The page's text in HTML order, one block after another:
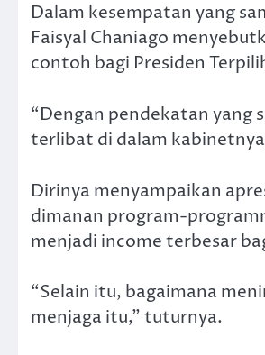
Dalam kesempatan yang
Faisyal Chaniago
contoh bagi Presiden
“Dengan pendekatan
terlibat di dalam
Dirinya menyampaikan
dimanan program-
menjadi income terbesar
“Selain itu, bagaimana
menjaga itu,” tuturnya.